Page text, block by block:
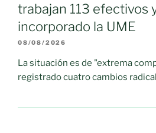
trabajan 113 efectivos
incorporado la UME
08/08/2026
La situación es de "extrema
registrado cuatro cambios